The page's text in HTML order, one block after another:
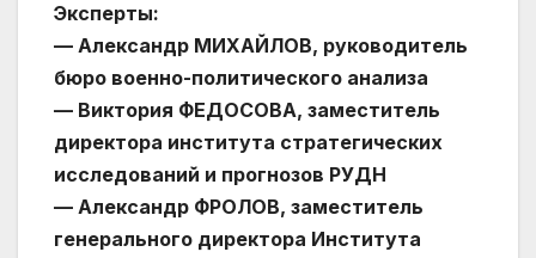
Эксперты:
— Александр МИХАЙЛОВ, руководитель
бюро военно-политического анализа
— Виктория ФЕДОСОВА, заместитель
директора института стратегических
исследований и прогнозов РУДН
— Александр ФРОЛОВ, заместитель
генерального директора Института